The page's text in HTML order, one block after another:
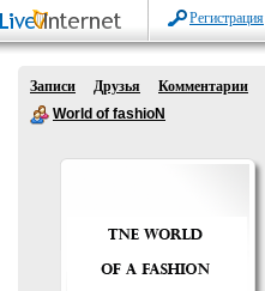
Регистрация
Записи Друзья
Комментарии
World of fashioN